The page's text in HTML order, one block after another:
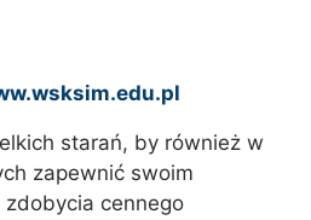
starań, by również w
zapewnić swoim
cennego